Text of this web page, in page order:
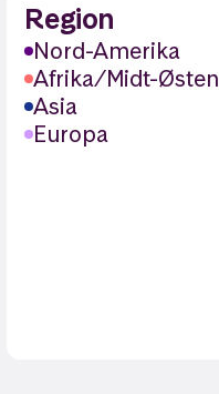
Region
Nord-Amerika
Afrika/Midt-Østen
Asia
Europa